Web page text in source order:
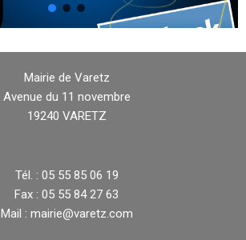
Mairie de Varetz
Avenue du 11 novembre
19240 VARETZ
Tél. : 05 55 85 06 19
Fax : 05 55 84 27 63
Mail : mairie@varetz.com